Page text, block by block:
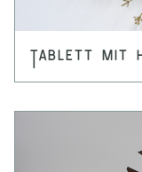
Tablett mit